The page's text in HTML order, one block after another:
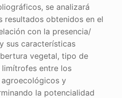
se analizará
resultados obtenidos en el
con la presencia/
sus características
vegetal, tipo de
entre los
y
la potencialidad